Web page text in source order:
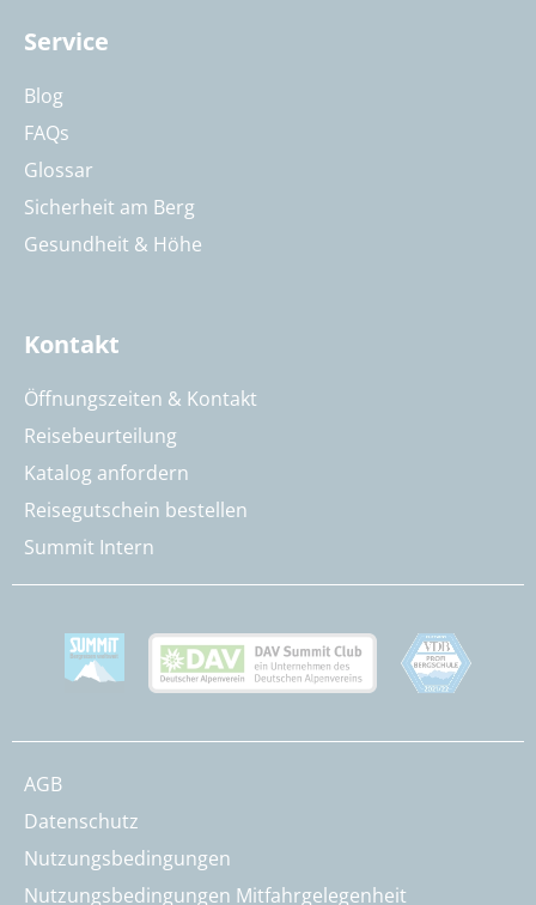
Service
Blog
FAQs
Glossar
Sicherheit am Berg
Gesundheit & Höhe
Kontakt
Öffnungszeiten & Kontakt
Reisebeurteilung
Katalog anfordern
Reisegutschein bestellen
Summit Intern
AGB
Datenschutz
Nutzungsbedingungen
Nutzungsbedingungen Mitfahrgelegenheit